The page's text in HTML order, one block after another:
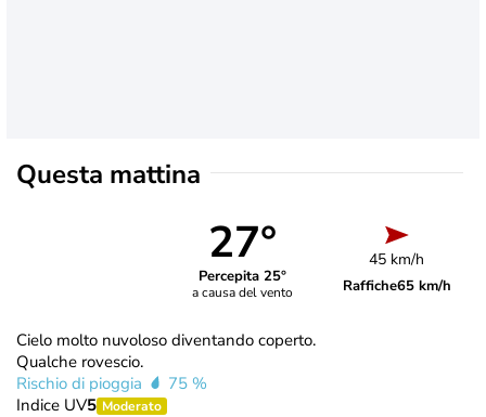
Questa mattina
27°
Percepita 25°
a causa del vento
45 km/h
Raffiche65 km/h
Cielo molto nuvoloso diventando coperto.
Qualche rovescio.
Rischio di pioggia
75 %
Indice UV5 Moderato